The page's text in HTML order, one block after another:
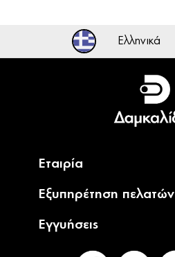
Ελληνικά
Ελληνικά
English
Εταιρία
Εξυπηρέτηση πελατών
Εγγυήσεις